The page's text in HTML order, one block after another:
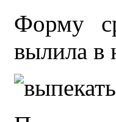
Форму
вылила в